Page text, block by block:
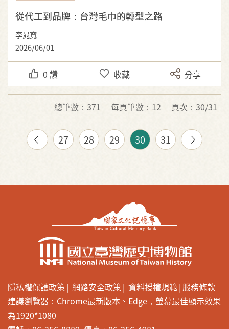
從代工到品牌：台灣毛巾的轉型之路
李晁寬
2026/06/01
0 讚 收藏 分享
總筆數：371 每頁筆數：12 頁次：30/31
27 28 29 30 31
隱私權保護政策 網路安全政策 資料授權規範 服務條款
建議瀏覽器：Chrome最新版本、Edge，螢幕最佳顯示效果
為1920*1080